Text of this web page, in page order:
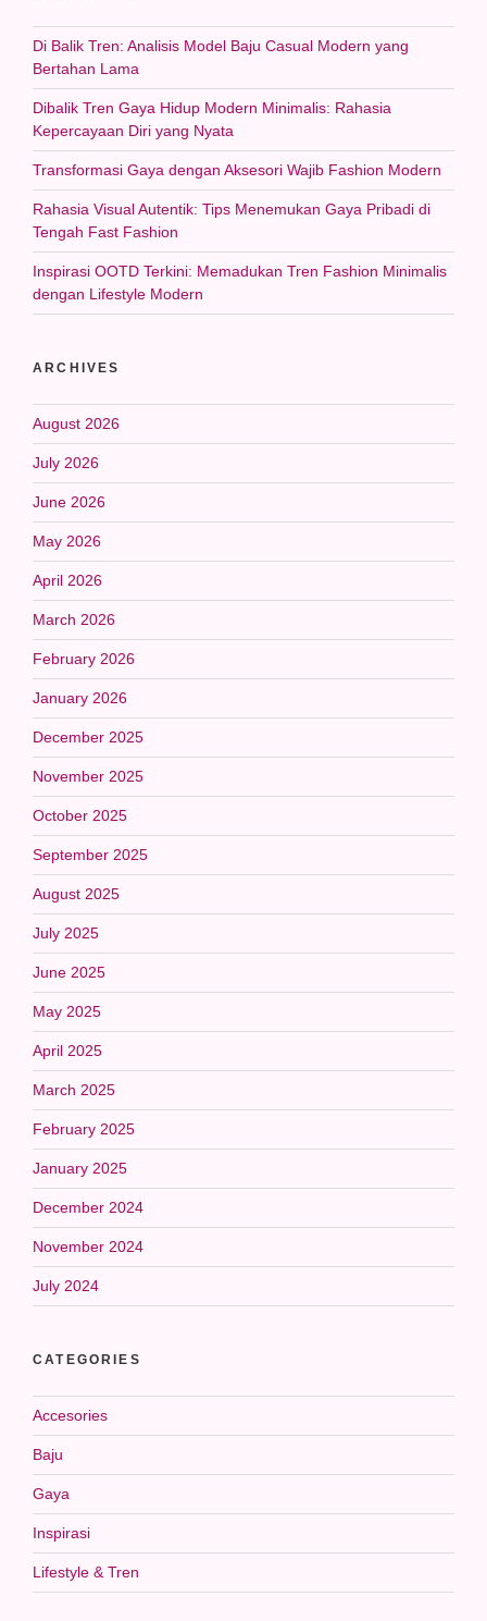
Di Balik Tren: Analisis Model Baju Casual Modern yang
Bertahan Lama
Dibalik Tren Gaya Hidup Modern Minimalis: Rahasia
Kepercayaan Diri yang Nyata
Transformasi Gaya dengan Aksesori Wajib Fashion Modern
Rahasia Visual Autentik: Tips Menemukan Gaya Pribadi di
Tengah Fast Fashion
Inspirasi OOTD Terkini: Memadukan Tren Fashion Minimalis
dengan Lifestyle Modern
ARCHIVES
August 2026
July 2026
June 2026
May 2026
April 2026
March 2026
February 2026
January 2026
December 2025
November 2025
October 2025
September 2025
August 2025
July 2025
June 2025
May 2025
April 2025
March 2025
February 2025
January 2025
December 2024
November 2024
July 2024
CATEGORIES
Accesories
Baju
Gaya
Inspirasi
Lifestyle & Tren